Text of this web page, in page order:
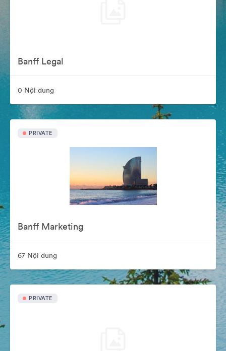
Banff Legal
0 Nội dung
PRIVATE
Banff Marketing
67 Nội dung
PRIVATE